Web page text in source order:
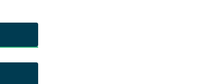
Órgano de Gobierno de la
Jalisco